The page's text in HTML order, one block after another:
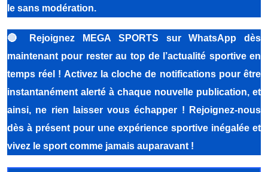
le sans modération.
🔴
Rejoignez MEGA SPORTS sur WhatsApp dès
maintenant pour rester au top de l’actualité sportive en
temps réel ! Activez la cloche de notifications pour être
instantanément alerté à chaque nouvelle publication, et
ainsi, ne rien laisser vous échapper ! Rejoignez-nous
dès à présent pour une expérience sportive inégalée et
vivez le sport comme jamais auparavant !